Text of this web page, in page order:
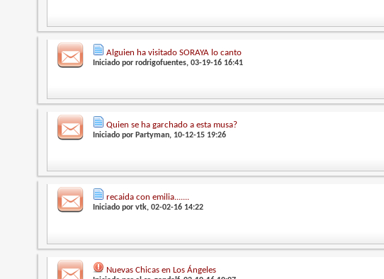
Alguien ha visitado SORAYA lo canto
Iniciado por rodrigofuentes, 03-19-16 16:41
Quien se ha garchado a esta musa?
Iniciado por Partyman, 10-12-15 19:26
recaida con emilia.......
Iniciado por vtk, 02-02-16 14:22
Nuevas Chicas en Los Ángeles